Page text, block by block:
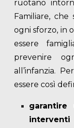
ruotano
Familiare, che
ogni sforzo, in
essere
prevenire
all’infanzia.
essere così